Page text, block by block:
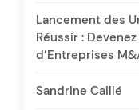
Lancement des
Réussir :
d’Entreprises
Sandrine Caillé